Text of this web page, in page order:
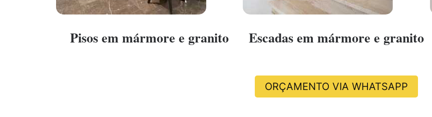
Pisos em mármore e granito Escadas em mármore e granito
ORÇAMENTO VIA WHATSAPP